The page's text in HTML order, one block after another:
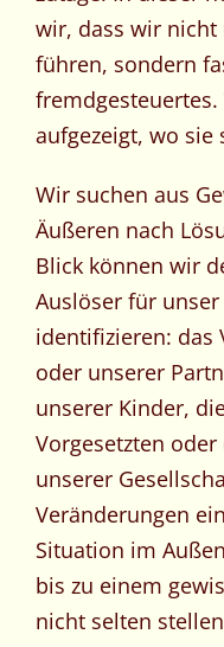
wir, dass wir nicht
führen, sondern
aufgezeigt, wo
Wir suchen aus
Äußeren nach
Blick können wir
Auslöser für
identifizieren: das
oder unserer
unserer Kinder,
Vorgesetzten
unserer
Veränderungen
Situation im
bis zu einem
nicht selten